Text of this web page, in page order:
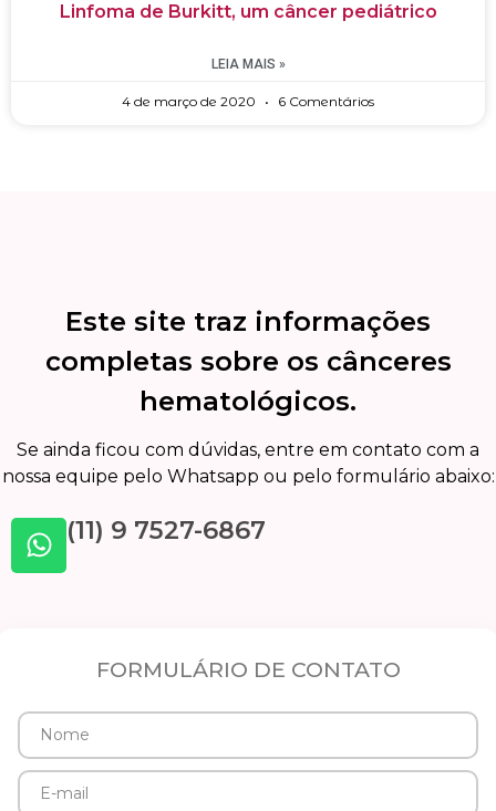
Linfoma de Burkitt, um câncer pediátrico
LEIA MAIS »
4 de março de 2020 6 Comentários
Este site traz informações
completas sobre os cânceres
hematológicos.
Se ainda ficou com dúvidas, entre em contato com a
nossa equipe pelo Whatsapp ou pelo formulário abaixo:
(11) 9 7527-6867
FORMULÁRIO DE CONTATO
Nome